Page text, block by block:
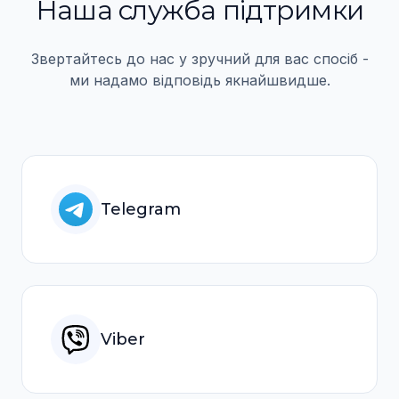
Наша служба пiдтримки
Звертайтесь до нас у зручний для вас спосiб -
ми надамо вiдповiдь якнайшвидше.
Telegram
Viber